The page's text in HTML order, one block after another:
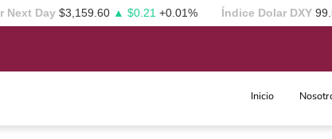
Next Day $3,159.60 ▲ $0.21 +0.01% Índice Dolar DXY
Inicio